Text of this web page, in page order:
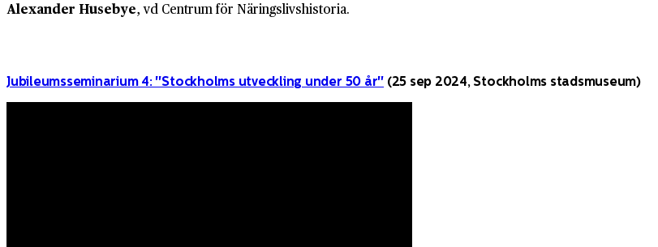
Alexander Husebye, vd Centrum för Näringslivshistoria.
Jubileumsseminarium 4: "Stockholms utveckling under 50 år" (25 sep 2024, Stockholms stadsmuseum)